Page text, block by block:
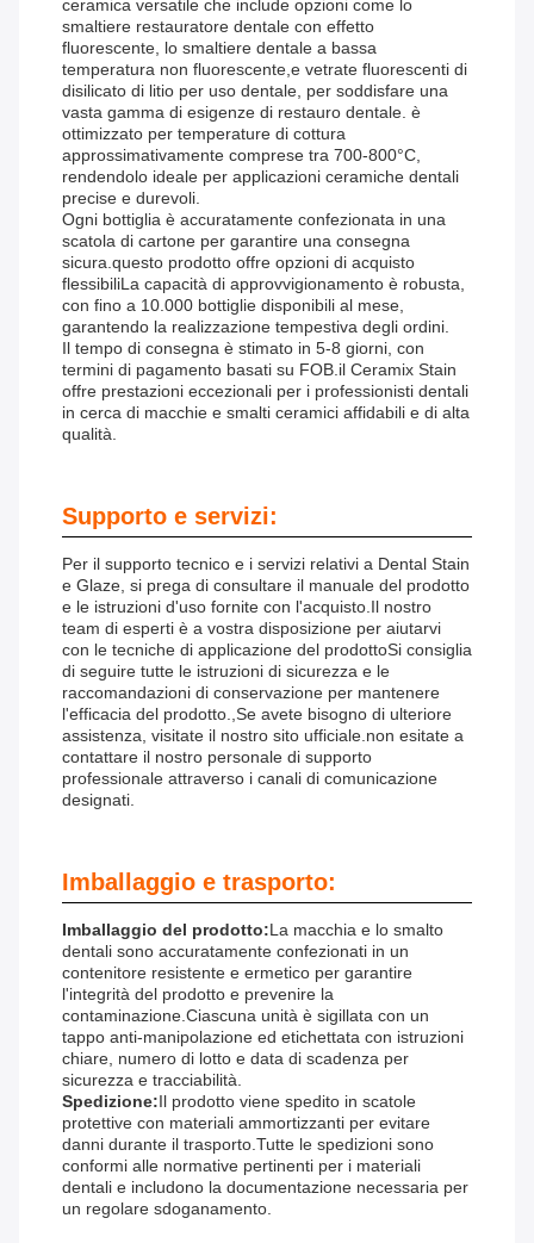
ceramica versatile che include opzioni come lo
smaltiere restauratore dentale con effetto
fluorescente, lo smaltiere dentale a bassa
temperatura non fluorescente,e vetrate fluorescenti di
disilicato di litio per uso dentale, per soddisfare una
vasta gamma di esigenze di restauro dentale. è
ottimizzato per temperature di cottura
approssimativamente comprese tra 700-800°C,
rendendolo ideale per applicazioni ceramiche dentali
precise e durevoli.
Ogni bottiglia è accuratamente confezionata in una
scatola di cartone per garantire una consegna
sicura.questo prodotto offre opzioni di acquisto
flessibiliLa capacità di approvvigionamento è robusta,
con fino a 10.000 bottiglie disponibili al mese,
garantendo la realizzazione tempestiva degli ordini.
Il tempo di consegna è stimato in 5-8 giorni, con
termini di pagamento basati su FOB.il Ceramix Stain
offre prestazioni eccezionali per i professionisti dentali
in cerca di macchie e smalti ceramici affidabili e di alta
qualità.
Supporto e servizi:
Per il supporto tecnico e i servizi relativi a Dental Stain
e Glaze, si prega di consultare il manuale del prodotto
e le istruzioni d'uso fornite con l'acquisto.Il nostro
team di esperti è a vostra disposizione per aiutarvi
con le tecniche di applicazione del prodottoSi consiglia
di seguire tutte le istruzioni di sicurezza e le
raccomandazioni di conservazione per mantenere
l'efficacia del prodotto.,Se avete bisogno di ulteriore
assistenza, visitate il nostro sito ufficiale.non esitate a
contattare il nostro personale di supporto
professionale attraverso i canali di comunicazione
designati.
Imballaggio e trasporto:
Imballaggio del prodotto:La macchia e lo smalto
dentali sono accuratamente confezionati in un
contenitore resistente e ermetico per garantire
l'integrità del prodotto e prevenire la
contaminazione.Ciascuna unità è sigillata con un
tappo anti-manipolazione ed etichettata con istruzioni
chiare, numero di lotto e data di scadenza per
sicurezza e tracciabilità.
Spedizione:Il prodotto viene spedito in scatole
protettive con materiali ammortizzanti per evitare
danni durante il trasporto.Tutte le spedizioni sono
conformi alle normative pertinenti per i materiali
dentali e includono la documentazione necessaria per
un regolare sdoganamento.